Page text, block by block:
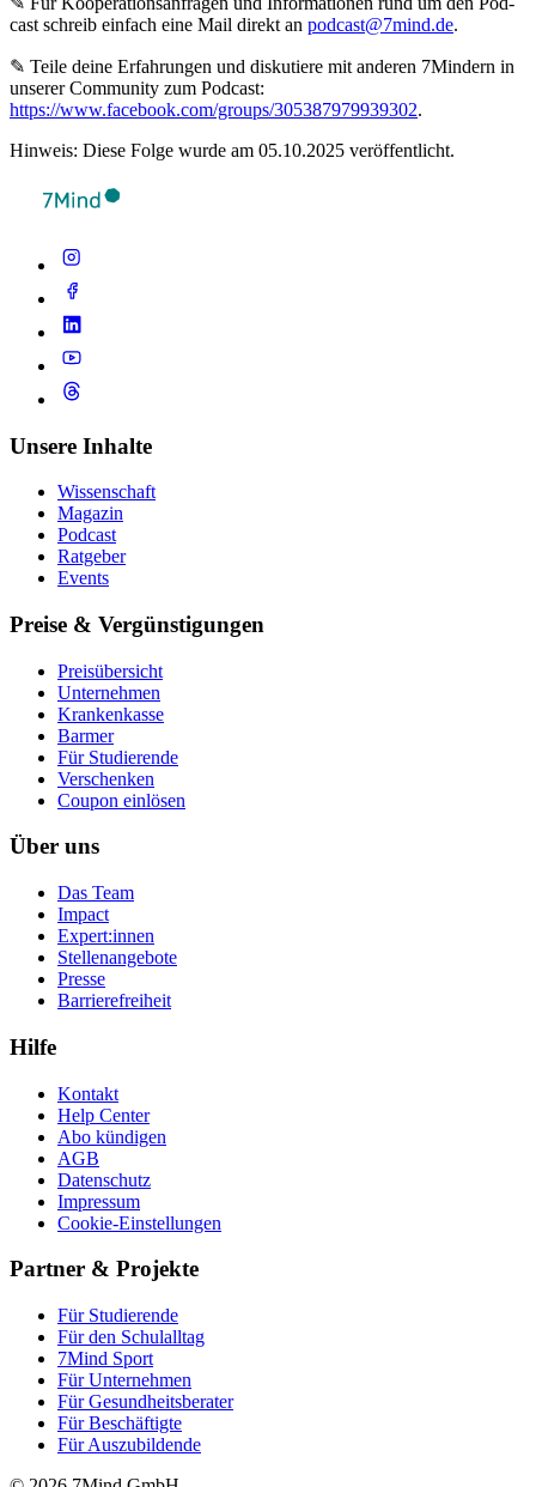
cast schreib ein­fach eine Mail direkt an podcast@7mind.de.
✎ Teile deine Erfahrungen und diskutiere mit anderen 7Mindern in
unserer Community zum Podcast:
https://www.facebook.com/groups/305387979939302.
Hinweis: Diese Folge wurde am 05.10.2025 veröffentlicht.
Unsere Inhalte
Wissenschaft
Magazin
Podcast
Ratgeber
Events
Preise & Vergünstigungen
Preisübersicht
Unternehmen
Krankenkasse
Barmer
Für Studierende
Ver­schen­ken
Coupon einlösen
Über uns
Das Team
Impact
Expert:innen
Stellenangebote
Presse
Barrierefreiheit
Hilfe
Kontakt
Help Center
Abo kündigen
AGB
Datenschutz
Impressum
Cookie-Einstellungen
Partner & Projekte
Für Stu­die­rende
Für den Schulalltag
7Mind Sport
Für Unter­neh­men
Für Gesund­heits­be­ra­ter
Für Beschäftigte
Für Auszubildende